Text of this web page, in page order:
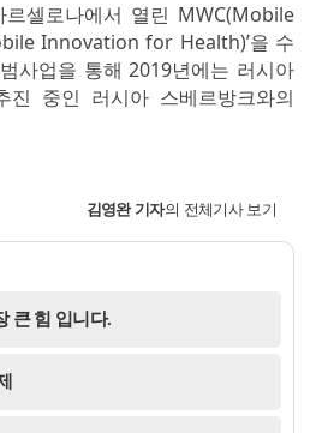
셀로나에서 열린 MWC(Mobile
Innovation for Health)’을 수
사업을 통해 2019년에는 러시아
중인 러시아 스베르방크와의
김영완기자의 전체기사 보기
큰 힘 입니다.